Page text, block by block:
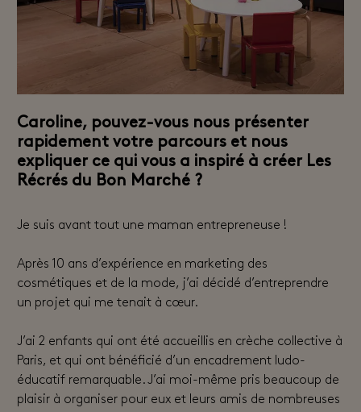
Caroline, pouvez-vous nous présenter
rapidement votre parcours et nous
expliquer ce qui vous a inspiré à créer Les
Récrés du Bon Marché ?
Je suis avant tout une maman entrepreneuse !
Après 10 ans d’expérience en marketing des
cosmétiques et de la mode, j’ai décidé d’entreprendre
un projet qui me tenait à cœur.
J’ai 2 enfants qui ont été accueillis en crèche collective à
Paris, et qui ont bénéficié d’un encadrement ludo-
éducatif remarquable. J’ai moi-même pris beaucoup de
plaisir à organiser pour eux et leurs amis de nombreuses